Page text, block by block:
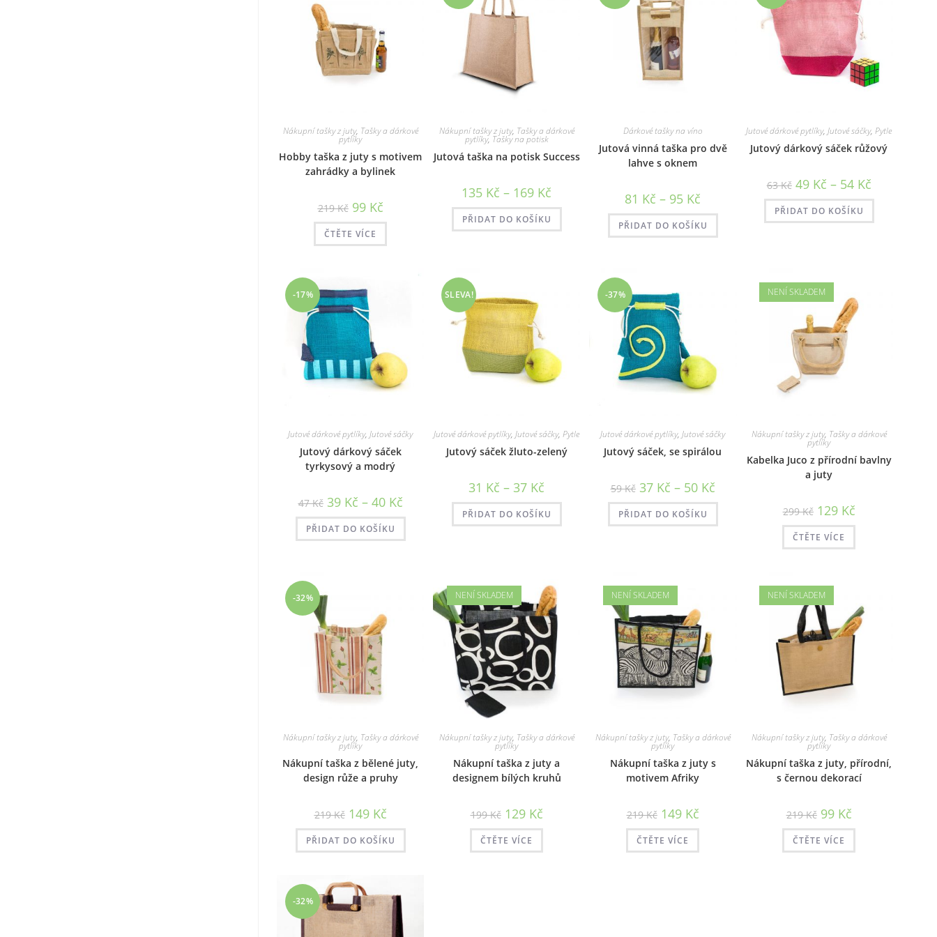
Nákupní tašky z juty, Tašky a dárkové
pytlíky
Hobby taška z juty s motivem
zahrádky a bylinek
219Kč Původní
cena
byla:
219 Kč.
99 KčAktuální
cena
je:
ČTĚTE VÍCE
Nákupní tašky z juty, Tašky a dárkové
pytlíky, Tašky na potisk
Jutová taška na potisk Success
135 Kč – 169 Kč
135 Kč
169 Kč
PŘIDAT DO KOŠÍKU
Dárkové tašky na víno
Jutová vinná taška pro dvě
lahve s oknem
81 Kč – 95 Kč
81 Kč
až
95 Kč
PŘIDAT DO KOŠÍKU
Jutové dárkové pytlíky,Jutové sáčky,Pytle
Jutový dárkový sáček růžový
63Kč 49 Kč – 54 KčRozpětí
cen:
49 Kč
54 Kč
PŘIDAT DO KOŠÍKU
-17%
Jutové dárkové pytlíky,Jutové sáčky
Jutový dárkový sáček
tyrkysový a modrý
47Kč 39 Kč – 40 KčRozpětí
cen:
39 Kč
40 Kč
PŘIDAT DO KOŠÍKU
SLEVA!
Jutové dárkové pytlíky,Jutové sáčky,Pytle
Jutový sáček žluto-zelený
31 Kč – 37 Kč
31 Kč
až
37 Kč
PŘIDAT DO KOŠÍKU
-37%
Jutové dárkové pytlíky,Jutové sáčky
Jutový sáček, se spirálou
59Kč 37 Kč – 50 KčRozpětí
cen:
37 Kč
50 Kč
PŘIDAT DO KOŠÍKU
NENÍ SKLADEM
Nákupní tašky z juty, Tašky a dárkové
pytlíky
Kabelka Juco z přírodní bavlny
a juty
299Kč Původní
cena
byla:
299 Kč.
129 KčAktuální
cena
je:
ČTĚTE VÍCE
-32%
Nákupní tašky z juty, Tašky a dárkové
pytlíky
Nákupní taška z bělené juty,
design růže a pruhy
219Kč Původní
cena
byla:
219 Kč.
149 KčAktuální
cena
je:
149 Kč.
PŘIDAT DO KOŠÍKU
NENÍ SKLADEM
Nákupní tašky z juty, Tašky a dárkové
pytlíky
Nákupní taška z juty a
designem bílých kruhů
199Kč Původní
cena
byla:
199 Kč.
129 KčAktuální
cena
je:
ČTĚTE VÍCE
NENÍ SKLADEM
Nákupní tašky z juty, Tašky a dárkové
pytlíky
Nákupní taška z juty s
motivem Afriky
219Kč Původní
cena
byla:
219 Kč.
149 KčAktuální
cena
je:
ČTĚTE VÍCE
NENÍ SKLADEM
Nákupní tašky z juty, Tašky a dárkové
pytlíky
Nákupní taška z juty, přírodní,
s černou dekorací
219Kč Původní
cena
byla:
219 Kč.
99 KčAktuální
cena
je:
ČTĚTE VÍCE
-32%